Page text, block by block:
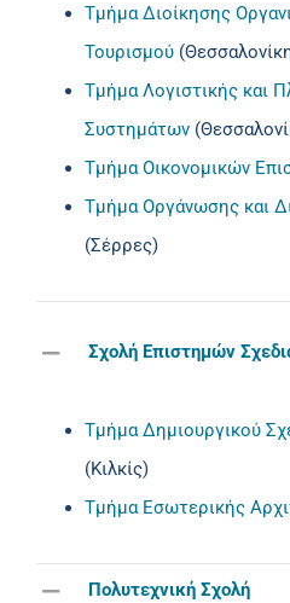
Τμήμα Διοίκησης
Τουρισμού
Τμήμα Λογιστικής και
Συστημάτων
Τμήμα Οικονομικών
Τμήμα Οργάνωσης και
(Σέρρες)
Σχολή Επιστημών
Τμήμα Δημιουργικού
(Κιλκίς)
Τμήμα Εσωτερικής
Πολυτεχνική Σχολή